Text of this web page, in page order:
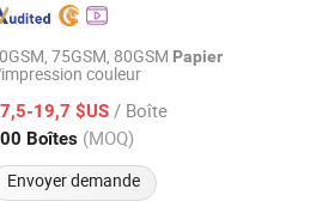
75GSM, 80GSM Papier
couleur
19,7 $US / Boîte
Boîtes (MOQ)
Envoyer demande
Trade Co., Ltd.
Depuis 2021